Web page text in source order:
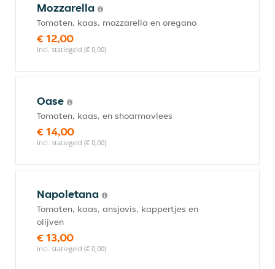
Mozzarella
Tomaten, kaas, mozzarella en oregano
€ 12,00
incl. statiegeld (€ 0,00)
Oase
Tomaten, kaas, en shoarmavlees
€ 14,00
incl. statiegeld (€ 0,00)
Napoletana
Tomaten, kaas, ansjovis, kappertjes en
olijven
€ 13,00
incl. statiegeld (€ 0,00)